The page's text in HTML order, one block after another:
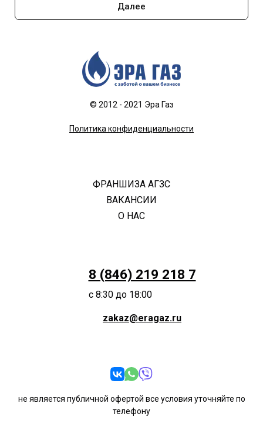
Далее
© 2012 - 2021 Эра Газ
Политика конфиденциальности
ФРАНШИЗА АГЗС
ВАКАНСИИ
О НАС
8 (846) 219 218 7
с 8:30 до 18:00
zakaz@eragaz.ru
не является публичной офертой все условия уточняйте по
телефону